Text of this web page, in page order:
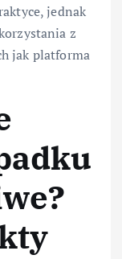
jednak
z
jak platforma